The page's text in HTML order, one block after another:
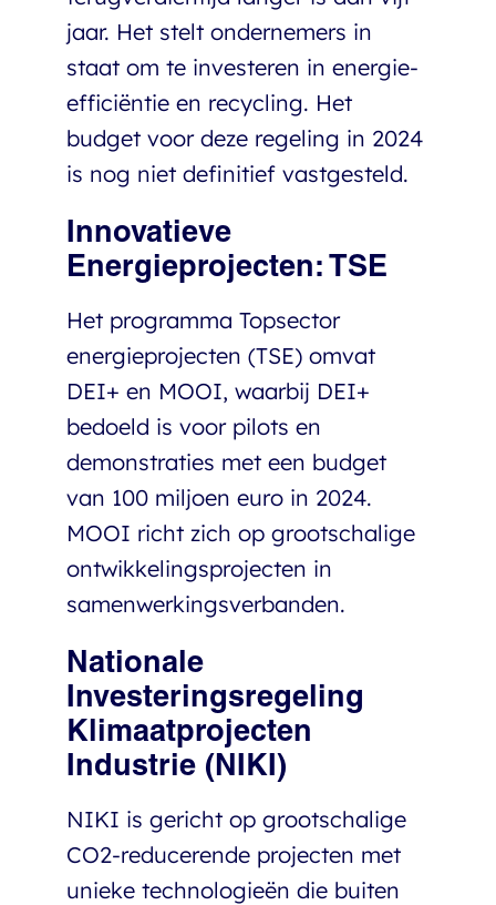
jaar. Het stelt ondernemers in
staat om te investeren in energie-
efficiëntie en recycling. Het
budget voor deze regeling in 2024
is nog niet definitief vastgesteld.
Innovatieve
Energieprojecten: TSE
Het programma Topsector
energieprojecten (TSE) omvat
DEI+ en MOOI, waarbij DEI+
bedoeld is voor pilots en
demonstraties met een budget
van 100 miljoen euro in 2024.
MOOI richt zich op grootschalige
ontwikkelingsprojecten in
samenwerkingsverbanden.
Nationale
Investeringsregeling
Klimaatprojecten
Industrie (NIKI)
NIKI is gericht op grootschalige
CO2-reducerende projecten met
unieke technologieën die buiten